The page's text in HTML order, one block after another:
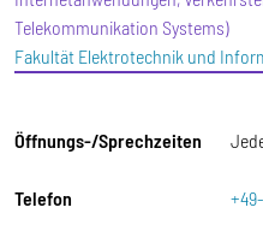
Telekommunikation Systems)
Fakultät Elektrotechnik und
Öffnungs-/Sprechzeiten
Telefon